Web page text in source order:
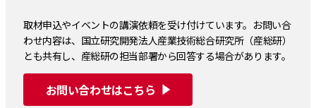
取材申込やイベントの講演依頼を受け付けています。お問い合
わせ内容は、国立研究開発法人産業技術総合研究所（産総研）
とも共有し、産総研の担当部署から回答する場合があります。
お問い合わせはこちら